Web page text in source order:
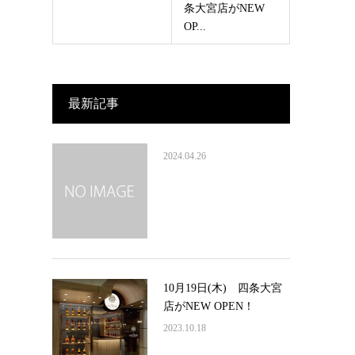
条大宮店がNEW
OP...
最新記事
2024.04.26
10月19日(木) 四条大宮
店がNEW OPEN！
2023.10.18